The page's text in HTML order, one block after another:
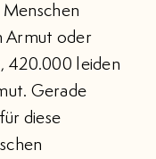
Armut oder
420.000 leiden
Gerade
diese